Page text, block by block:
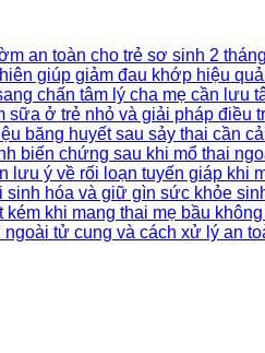
an toàn cho trẻ sơ sinh 2
giúp giảm đau khớp hiệu
chấn tâm lý cha mẹ cần lưu
sữa ở trẻ nhỏ và giải pháp điều
băng huyết sau sảy thai cần
biến chứng sau khi mổ thai
lưu ý về rối loạn tuyến giáp khi
sinh hóa và giữ gìn sức khỏe
khi mang thai mẹ bầu
ngoài tử cung và cách xử lý an